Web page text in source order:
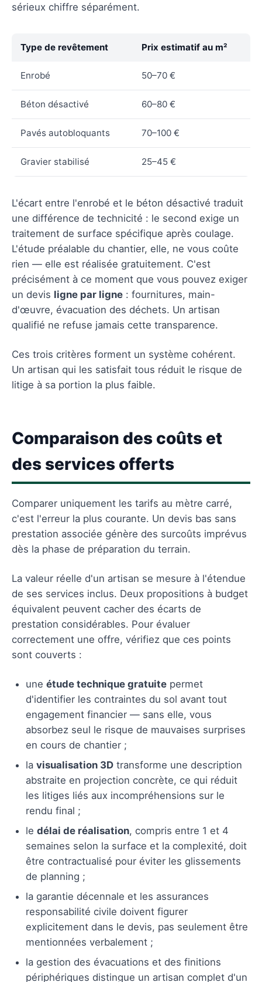
sérieux chiffre séparément.
Type de revêtement Prix estimatif au m²
Enrobé 50–70 €
Béton désactivé 60–80 €
Pavés autobloquants 70–100 €
Gravier stabilisé 25–45 €
L'écart entre l'enrobé et le béton désactivé traduit
une différence de technicité : le second exige un
traitement de surface spécifique après coulage.
L'étude préalable du chantier, elle, ne vous coûte
rien — elle est réalisée gratuitement. C'est
précisément à ce moment que vous pouvez exiger
un devis ligne par ligne : fournitures, main-
d'œuvre, évacuation des déchets. Un artisan
qualifié ne refuse jamais cette transparence.
Ces trois critères forment un système cohérent.
Un artisan qui les satisfait tous réduit le risque de
litige à sa portion la plus faible.
Comparaison des coûts et
des services offerts
Comparer uniquement les tarifs au mètre carré,
c'est l'erreur la plus courante. Un devis bas sans
prestation associée génère des surcoûts imprévus
dès la phase de préparation du terrain.
La valeur réelle d'un artisan se mesure à l'étendue
de ses services inclus. Deux propositions à budget
équivalent peuvent cacher des écarts de
prestation considérables. Pour évaluer
correctement une offre, vérifiez que ces points
sont couverts :
une étude technique gratuite permet
d'identifier les contraintes du sol avant tout
engagement financier — sans elle, vous
absorbez seul le risque de mauvaises surprises
en cours de chantier ;
la visualisation 3D transforme une description
abstraite en projection concrète, ce qui réduit
les litiges liés aux incompréhensions sur le
rendu final ;
le délai de réalisation, compris entre 1 et 4
semaines selon la surface et la complexité, doit
être contractualisé pour éviter les glissements
de planning ;
la garantie décennale et les assurances
responsabilité civile doivent figurer
explicitement dans le devis, pas seulement être
mentionnées verbalement ;
la gestion des évacuations et des finitions
périphériques distingue un artisan complet d'un